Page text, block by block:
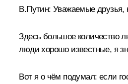
В.Путин: Уважаемые друзья,
Здесь большое количество
люди хорошо известные, я
Вот я о чём подумал: если